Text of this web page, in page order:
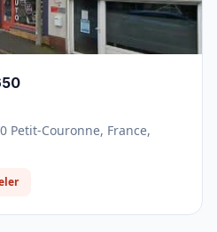
Petit-Couronne, France,